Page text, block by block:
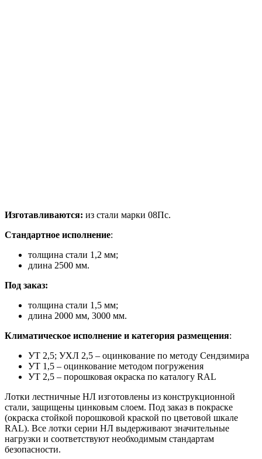
Изготавливаются: из стали марки 08Пс.
Стандартное исполнение:
толщина стали 1,2 мм;
длина 2500 мм.
Под заказ:
толщина стали 1,5 мм;
длина 2000 мм, 3000 мм.
Климатическое исполнение и категория размещения:
УТ 2,5; УХЛ 2,5 – оцинкование по методу Сендзимира
УТ 1,5 – оцинкование методом погружения
УТ 2,5 – порошковая окраска по каталогу RAL
Лотки лестничные НЛ изготовлены из конструкционной
стали, защищены цинковым слоем. Под заказ в покраске
(окраска стойкой порошковой краской по цветовой шкале
RAL). Все лотки серии НЛ выдерживают значительные
нагрузки и соответствуют необходимым стандартам
безопасности.